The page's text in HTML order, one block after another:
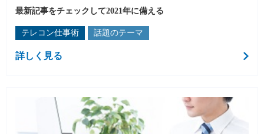
最新記事をチェックして2021年に備える
テレコン仕事術 話題のテーマ
詳しく見る